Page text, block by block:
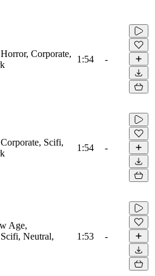
Corporate,
1:54 -
Scifi,
1:54 -
Age,
Neutral,
1:53 -